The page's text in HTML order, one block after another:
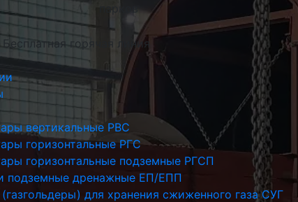
парков
Бесплатная горячая линия
вертикальные РВС
горизонтальные РГС
горизонтальные подземные РГСП
подземные дренажные ЕП/ЕПП
для хранения сжиженного газа СУГ